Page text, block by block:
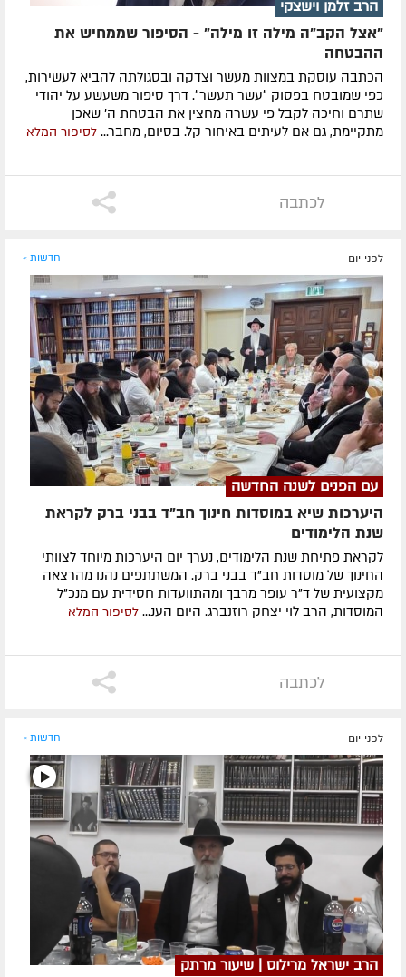
הרב זלמן וישצקי
"אצל הקב"ה מילה זו מילה" - הסיפור שממחיש את
ההבטחה
הכתבה עוסקת במצוות מעשר וצדקה ובסגולתה להביא לעשירות,
כפי שמובטח בפסוק ״עשר תעשר״. דרך סיפור משעשע על יהודי
שתרם וחיכה לקבל פי עשרה מחצין את הבטחת ה' שאכן
מתקיימת, גם אם לעיתים באיחור קל. בסיום, מחבר... לסיפור המלא
לכתבה
לפני יום חדשות »
עם הפנים לשנה החדשה
היערכות שיא במוסדות חינוך חב"ד בבני ברק לקראת
שנת הלימודים
לקראת פתיחת שנת הלימודים, נערך יום היערכות מיוחד לצוותי
החינוך של מוסדות חב"ד בבני ברק. המשתתפים נהנו מהרצאה
מקצועית של ד"ר עופר מרבך ומהתוועדות חסידית עם מנכ"ל
המוסדות, הרב לוי יצחק רוזנברג. היום הענ... לסיפור המלא
לכתבה
לפני יום חדשות »
הרב ישראל מרילוס | שיעור מרתק